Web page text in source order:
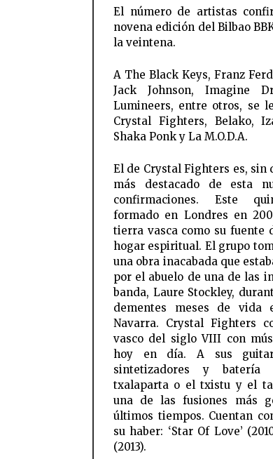
El número de artistas
novena edición del Bilbao
la veintena.
A The Black Keys, Franz
Jack Johnson, Imagine
Lumineers, entre otros, se
Crystal Fighters, Belako,
Shaka Ponk y La M.O.D.A.
El de Crystal Fighters es, sin
más destacado de esta
confirmaciones. Este
formado en Londres en
tierra vasca como su fuente
hogar espiritual. El grupo
una obra inacabada que
por el abuelo de una de las
banda, Laure Stockley,
dementes meses de vida
Navarra. Crystal Fighters
vasco del siglo VIII con
hoy en día. A sus
sintetizadores y
txalaparta o el txistu y el
una de las fusiones más
últimos tiempos. Cuentan
su haber: ‘Star Of Love’
(2013).